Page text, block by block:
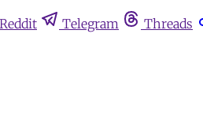
Reddit Telegram Threads